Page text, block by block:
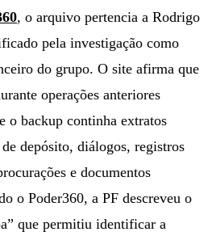
, o arquivo pertencia a Rodrigo
pela investigação como
do grupo. O site afirma que
operações anteriores
o backup continha extratos
depósito, diálogos, registros
e documentos
o Poder360, a PF descreveu o
que permitiu identificar a